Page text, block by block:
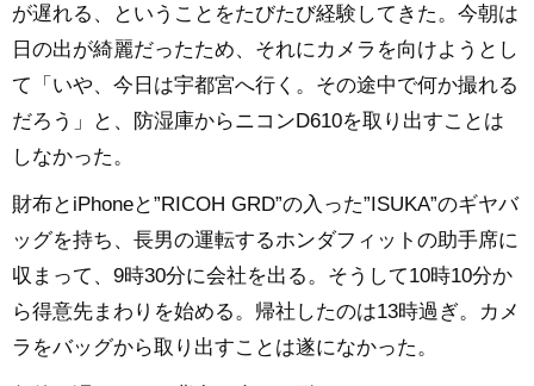
が遅れる、ということをたびたび経験してきた。今朝は
日の出が綺麗だったため、それにカメラを向けようとし
て「いや、今日は宇都宮へ行く。その途中で何か撮れる
だろう」と、防湿庫からニコンD610を取り出すことは
しなかった。
財布とiPhoneと”RICOH GRD”の入った”ISUKA”のギヤバ
ッグを持ち、長男の運転するホンダフィットの助手席に
収まって、9時30分に会社を出る。そうして10時10分か
ら得意先まわりを始める。帰社したのは13時過ぎ。カメ
ラをバッグから取り出すことは遂になかった。